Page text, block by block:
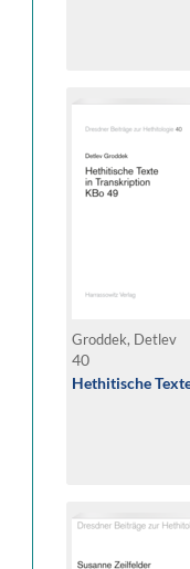
Groddek, Detlev
40
Hethitische